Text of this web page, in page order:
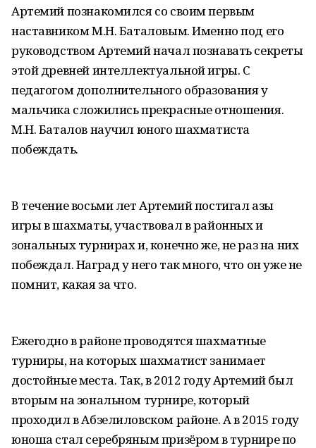
Артемий познакомился со своим первым
наставником М.Н. Баталовым. Именно под его
руководством Артемий начал познавать секреты
этой древней интеллектуальной игры. С
педагогом дополнительного образования у
мальчика сложились прекрасные отношения.
М.Н. Баталов научил юного шахматиста
побеждать.
В течение восьми лет Артемий постигал азы
игры в шахматы, участвовал в районных и
зональных турнирах и, конечно же, не раз на них
побеждал. Наград у него так много, что он уже не
помнит, какая за что.
Ежегодно в районе проводятся шахматные
турниры, на которых шахматист занимает
достойные места. Так, в 2012 году Артемий был
вторым на зональном турнире, который
проходил в Абзелиловском районе. А в 2015 году
юноша стал серебряным призёром в турнире по